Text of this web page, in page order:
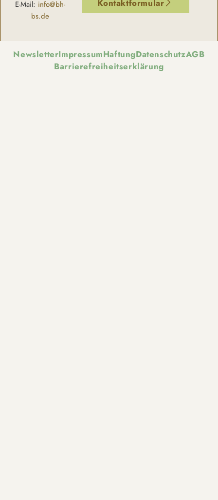
E-Mail: info@bh-
bs.de
Kontaktformular
NewsletterImpressumHaftungDatenschutzAGB
Barrierefreiheitserklärung